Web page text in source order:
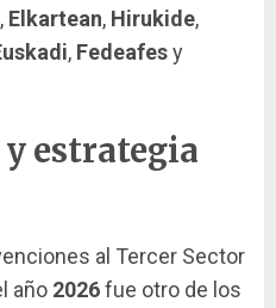
, Elkartean, Hirukide,
, Fedeafesy
y estrategia
al Tercer Sector
año 2026fue otro de los